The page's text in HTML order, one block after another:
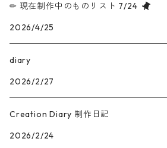
✏︎ 現在制作中のものリスト 7/24
2026/4/25
diary
2026/2/27
Creation Diary 制作日記
2026/2/24